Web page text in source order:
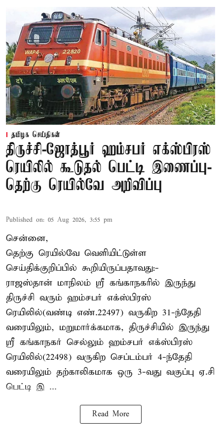
தமிழக செய்திகள்
திருச்சி-ஜோத்பூர் ஹம்சபர் எக்ஸ்பிரஸ்
ரெயிலில் கூடுதல் பெட்டி இணைப்பு-
தெற்கு ரெயில்வே அறிவிப்பு
Published on: 05 Aug 2026, 3:55 pm
சென்னை,
தெற்கு ரெயில்வே வெளியிட்டுள்ள
செய்திக்குறிப்பில் கூறியிருப்பதாவது:-
ராஜஸ்தான் மாநிலம் ஸ்ரீ கங்காநகரில் இருந்து
திருச்சி வரும் ஹம்சபர் எக்ஸ்பிரஸ்
ரெயிலில்(வண்டி எண்.22497) வருகிற 31-ந்தேதி
வரையிலும், மறுமார்க்கமாக, திருச்சியில் இருந்து
ஸ்ரீ கங்காநகர் செல்லும் ஹம்சபர் எக்ஸ்பிரஸ்
ரெயிலில்(22498) வருகிற செப்டம்பர் 4-ந்தேதி
வரையிலும் தற்காலிகமாக ஒரு 3-வது வகுப்பு ஏ.சி
பெட்டி இ ...
Read More